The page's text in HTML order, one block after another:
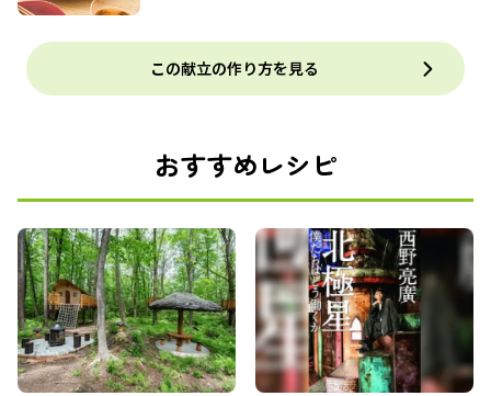
この献立の作り方を見る
おすすめレシピ